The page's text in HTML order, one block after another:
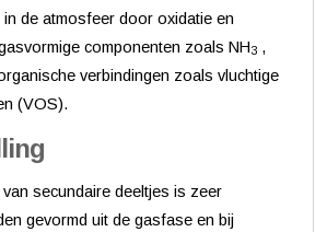
de atmosfeer door oxidatie en
componenten zoals NH3 ,
verbindingen zoals vluchtige
(VOS).
secundaire deeltjes is zeer
gevormd uit de gasfase en bij